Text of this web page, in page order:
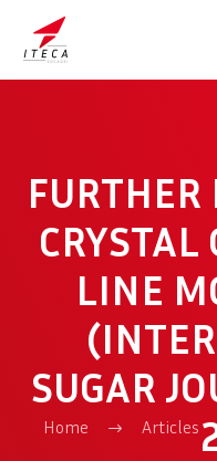
FRANÇAIS
FURTHER
LINE
SUGAR
Home Articles